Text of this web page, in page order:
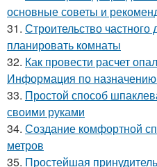
основные советы и
31. Строительство
планировать комнаты
32. Как провести расчет
Информация по назначению
33. Простой способ
своими руками
34. Создание комфортной
метров
35. Простейшая